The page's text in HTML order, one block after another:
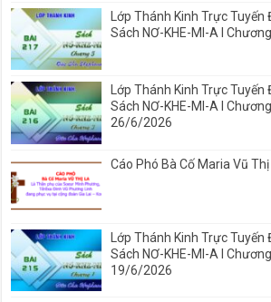
Lớp Thánh Kinh Trực Tuyến
Sách NƠ-KHE-MI-A I
Lớp Thánh Kinh Trực Tuyến
Sách NƠ-KHE-MI-A I Chương
26/6/2026
Cáo Phó Bà Cố Maria Vũ Thị
Lớp Thánh Kinh Trực Tuyến
Sách NƠ-KHE-MI-A I Chương
19/6/2026